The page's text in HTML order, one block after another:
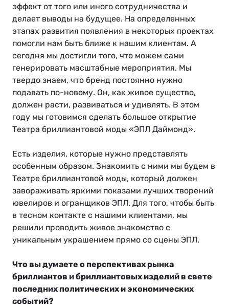
эффект от того или иного сотрудничества и
делает выводы на будущее. На определенных
этапах развития появления в некоторых проектах
помогли нам быть ближе к нашим клиентам. А
сегодня мы достигли того, что можем сами
генерировать масштабные мероприятия. Мы
твердо знаем, что бренд постоянно нужно
подавать по-новому. Он, как живое существо,
должен расти, развиваться и удивлять. В этом
году мы готовимся сделать большое открытие
Театра бриллиантовой моды «ЭПЛ Даймонд».
Есть изделия, которые нужно представлять
особенным образом. Знакомить с ними мы будем в
Театре бриллиантовой моды, который должен
завораживать яркими показами лучших творений
ювелиров и огранщиков ЭПЛ. Для того, чтобы быть
в тесном контакте с нашими клиентами, мы
решили проводить живое знакомство с
уникальным украшением прямо со сцены ЭПЛ.
Что вы думаете о перспективах рынка
бриллиантов и бриллиантовых изделий в свете
последних политических и экономических
событий?